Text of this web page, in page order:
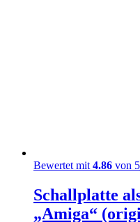
Bewertet mit 4.86 von 5
Schallplatte
„Amiga“